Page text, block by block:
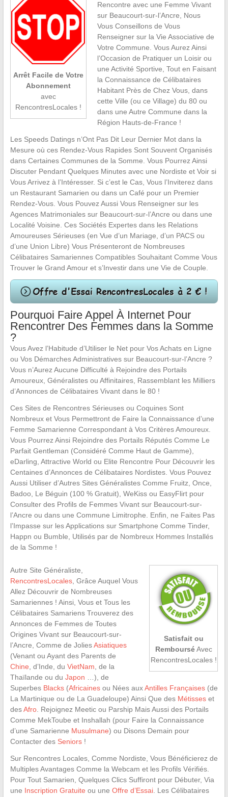
Arrêt Facile de Votre
Abonnement
avec
RencontresLocales !
Rencontre avec une Femme Vivant
sur Beaucourt-sur-l’Ancre, Nous
Vous Conseillons de Vous
Renseigner sur la Vie Associative de
Votre Commune. Vous Aurez Ainsi
l’Occasion de Pratiquer un Loisir ou
une Activité Sportive, Tout en Faisant
la Connaissance de Célibataires
Habitant Près de Chez Vous, dans
cette Ville (ou ce Village) du 80 ou
dans une Autre Commune dans la
Région Hauts-de-France !
Les Speeds Datings n’Ont Pas Dit Leur Dernier Mot dans la
Mesure où ces Rendez-Vous Rapides Sont Souvent Organisés
dans Certaines Communes de la Somme. Vous Pourrez Ainsi
Discuter Pendant Quelques Minutes avec une Nordiste et Voir si
Vous Arrivez à l’Intéresser. Si c’est le Cas, Vous l’Inviterez dans
un Restaurant Samarien ou dans un Café pour un Premier
Rendez-Vous. Vous Pouvez Aussi Vous Renseigner sur les
Agences Matrimoniales sur Beaucourt-sur-l’Ancre ou dans une
Localité Voisine. Ces Sociétés Expertes dans les Relations
Amoureuses Sérieuses (en Vue d’un Mariage, d’un PACS ou
d’une Union Libre) Vous Présenteront de Nombreuses
Célibataires Samariennes Compatibles Souhaitant Comme Vous
Trouver le Grand Amour et s’Investir dans une Vie de Couple.
Pourquoi Faire Appel À Internet Pour
Rencontrer Des Femmes dans la Somme
?
Vous Avez l’Habitude d’Utiliser le Net pour Vos Achats en Ligne
ou Vos Démarches Administratives sur Beaucourt-sur-l’Ancre ?
Vous n’Aurez Aucune Difficulté à Rejoindre des Portails
Amoureux, Généralistes ou Affinitaires, Rassemblant les Milliers
d’Annonces de Célibataires Vivant dans le 80 !
Ces Sites de Rencontres Sérieuses ou Coquines Sont
Nombreux et Vous Permettront de Faire la Connaissance d’une
Femme Samarienne Correspondant à Vos Critères Amoureux.
Vous Pourrez Ainsi Rejoindre des Portails Réputés Comme Le
Parfait Gentleman (Considéré Comme Haut de Gamme),
eDarling, Attractive World ou Elite Rencontre Pour Découvrir les
Centaines d’Annonces de Célibataires Nordistes. Vous Pouvez
Aussi Utiliser d’Autres Sites Généralistes Comme Fruitz, Once,
Badoo, Le Béguin (100 % Gratuit), WeKiss ou EasyFlirt pour
Consulter des Profils de Femmes Vivant sur Beaucourt-sur-
l’Ancre ou dans une Commune Limitrophe. Enfin, ne Faites Pas
l’Impasse sur les Applications sur Smartphone Comme Tinder,
Happn ou Bumble, Utilisés par de Nombreux Hommes Installés
de la Somme !
Satisfait ou
RembourséAvec
RencontresLocales !
Autre Site Généraliste,
RencontresLocales, Grâce Auquel Vous
Allez Découvrir de Nombreuses
Samariennes ! Ainsi, Vous et Tous les
Célibataires Samariens Trouverez des
Annonces de Femmes de Toutes
Origines Vivant sur Beaucourt-sur-
l’Ancre, Comme de JoliesAsiatiques
(Venant ou Ayant des Parents de
Chine , d’Inde, du VietNam , de la
Thaïlande ou du Japon …), de
Superbes Blacks(Africainesou Nées auxAntilles Françaises(de
La Martinique ou de La Guadeloupe) Ainsi Que des Métisseset
desAfro. Rejoignez Meetic ou Parship Mais Aussi des Portails
Comme MekToube et Inshallah (pour Faire la Connaissance
d’une Samarienne Musulmane) ou Disons Demain pour
Contacter des Seniors!
Sur Rencontres Locales, Comme Nordiste, Vous Bénéficierez de
Multiples Avantages Comme la Webcam et les Profils Vérifiés.
Pour Tout Samarien, Quelques Clics Suffiront pour Débuter, Via
une Inscription Gratuite ou une Offre d’Essai. Les Célibataires